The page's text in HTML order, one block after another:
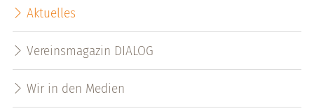
Aktuelles
Vereinsmagazin DIALOG
Wir in den Medien